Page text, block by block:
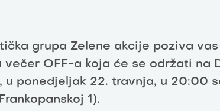
grupa Zelene akcije poziva
večer OFF-a koja će se održati na
u ponedjeljak 22. travnja, u 20:00
1).